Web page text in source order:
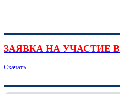
ЗАЯВКА НА УЧАСТИЕ
Скачать